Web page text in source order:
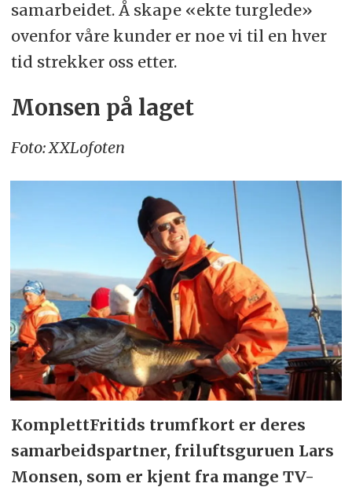
samarbeidet. Å skape «ekte turglede»
ovenfor våre kunder er noe vi til en hver
tid strekker oss etter.
Monsen på laget
Foto: XXLofoten
KomplettFritids trumfkort er deres
samarbeidspartner, friluftsguruen Lars
Monsen, som er kjent fra mange TV-